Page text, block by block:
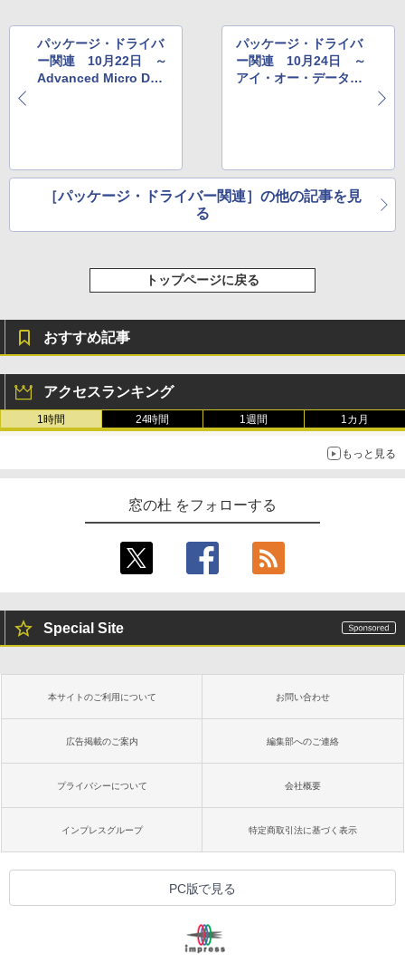
パッケージ・ドライバ
ー関連 10月22日 ～
Advanced Micro Devi
パッケージ・ドライバ
ー関連 10月24日 ～
アイ・オー・データ機
［パッケージ・ドライバー関連］の他の記事を見
る
トップページに戻る
おすすめ記事
アクセスランキング
1時間 24時間 1週間 1カ月
もっと見る
窓の杜 をフォローする
Special Site
本サイトのご利用について お問い合わせ
広告掲載のご案内 編集部へのご連絡
プライバシーについて 会社概要
インプレスグループ 特定商取引法に基づく表示
PC版で見る